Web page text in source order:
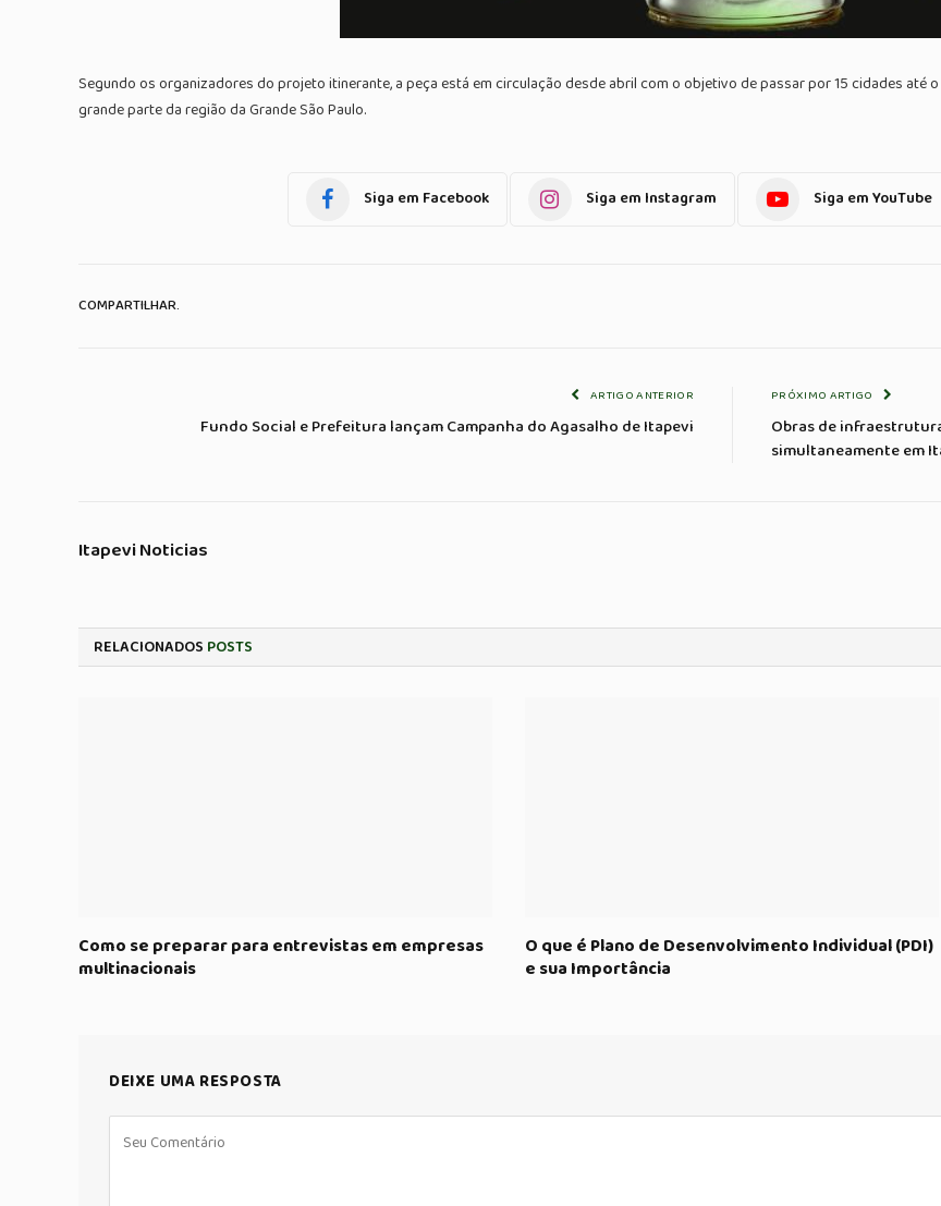
Segundo os organizadores do projeto itinerante, a peça está em circulação desde abril com o objetivo de passar por 15 cidades
grande parte da região da Grande São Paulo.
Siga em Facebook Siga em Instagram Siga em YouTube
COMPARTILHAR.
ARTIGO ANTERIOR
Fundo Social e Prefeitura lançam Campanha do Agasalho de Itapevi
PRÓXIMO ARTIGO
Obras de
simultaneamente em
Itapevi Noticias
RELACIONADOS POSTS
Como se preparar para entrevistas em empresas
multinacionais
O que é Plano de Desenvolvimento Individual (PDI)
e sua Importância
DEIXE UMA RESPOSTA